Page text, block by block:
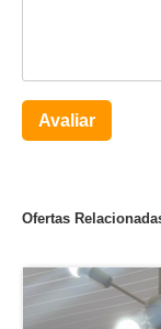
Avaliar
Ofertas